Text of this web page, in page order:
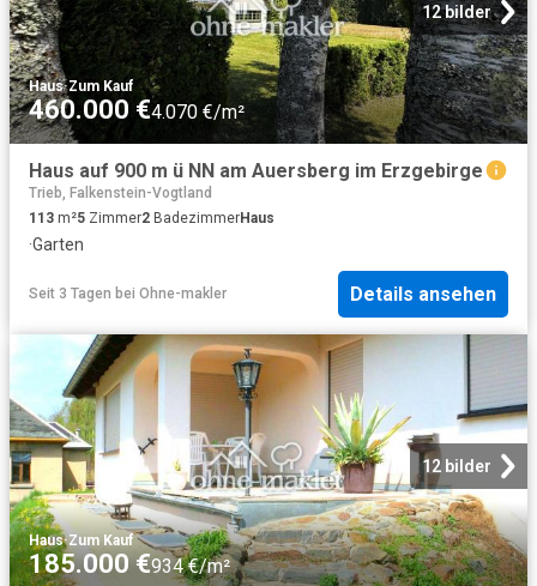
12 bilder
Haus·Zum Kauf
460.000 €4.070 €/m²
Haus auf 900 m ü NN am Auersberg im Erzgebirge
Trieb, Falkenstein-Vogtland
113 m²5 Zimmer2 BadezimmerHaus
·Garten
Seit 3 Tagen bei Ohne-makler Details ansehen
12 bilder
Haus·Zum Kauf
185.000 €934 €/m²